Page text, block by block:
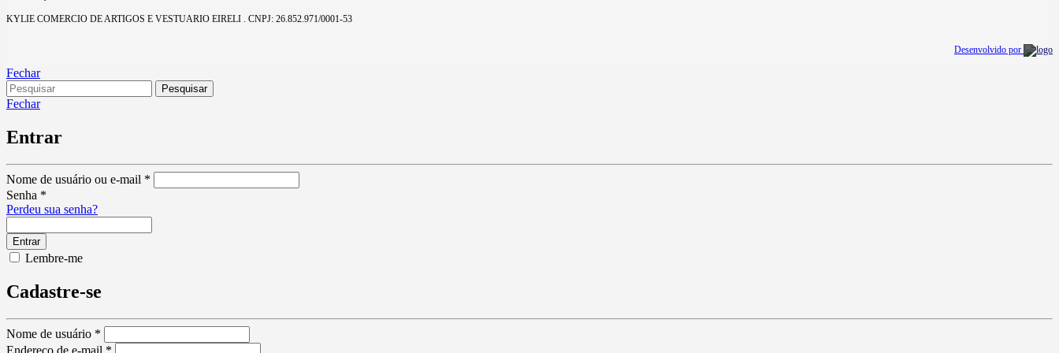
KYLIE COMERCIO DE ARTIGOS E VESTUARIO EIRELI . CNPJ: 26.852.971/0001-53
Desenvolvido por
Fechar
Fechar
Entrar
Nome de usuário ou e-mail *
Senha *
Perdeu sua senha?
Lembre-me
Cadastre-se
Nome de usuário *
Endereço de e-mail *